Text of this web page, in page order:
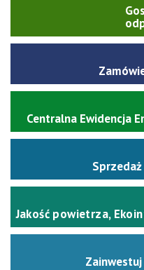
Centralna Ewidencja
Jakość powietrza,